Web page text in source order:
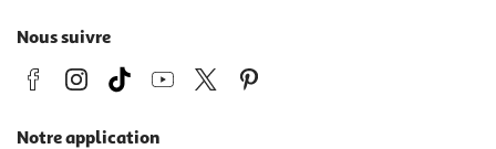
Nous suivre
Notre application